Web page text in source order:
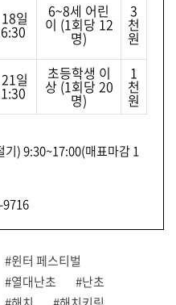
일 6~8세 어린
이 (1회당 12
명)
3
천
원
일 초등학생 이
상 (1회당 20
명)
1
천
원
) 9:30~17:00(매표마감 1
#윈터 페스티벌
#열대난초
#난초